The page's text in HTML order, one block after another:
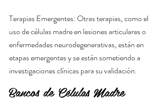
Terapias Emergentes: Otras terapias, como el
uso de células madre en lesiones articulares o
enfermedades neurodegenerativas, están en
etapas emergentes y se están sometiendo a
investigaciones clínicas para su validación.
Bancos de Células Madre